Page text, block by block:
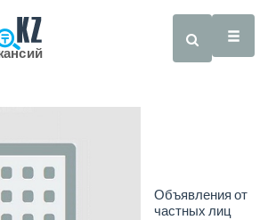
Объявления от
частных лиц